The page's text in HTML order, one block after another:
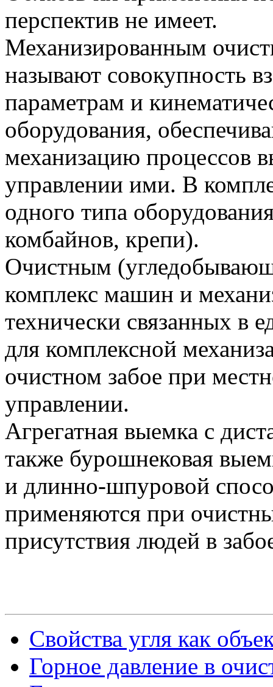
перспектив не имеет.
Механизированным
называют совокупность
параметрам и
оборудования,
механизацию процессов
управлении ими. В
одного типа
комбайнов, крепи).
Очистным
комплекс машин и
технически связанных в
для комплексной
очистном забое при
управлении.
Агрегатная выемка с
также бурошнековая
и длинно-шпуровой
применяются при
присутствия людей в
Свойства угля как
Горное давление в